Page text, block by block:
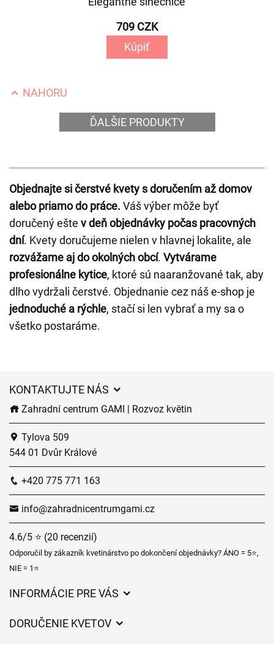
709 CZK
Kúpiť
NAHORU
ĎALŠIE PRODUKTY
Objednajte si čerstvé kvety s doručením až domov
alebo priamo do práce. Váš výber môže byť
doručený ešte v deň objednávky počas pracovných
dní. Kvety doručujeme nielen v hlavnej lokalite, ale
rozvážame aj do okolných obcí. Vytvárame
profesionálne kytice, ktoré sú naaranžované tak, aby
dlho vydržali čerstvé. Objednanie cez náš e-shop je
jednoduché a rýchle, stačí si len vybrať a my sa o
všetko postaráme.
KONTAKTUJTE NÁS
Zahradní centrum GAMI | Rozvoz květin
Tylova 509
544 01 Dvůr Králové
+420 775 771 163
info@zahradnicentrumgami.cz
4.6/5 ⭐ (20 recenzií)
Odporučil by zákazník kvetinárstvo po dokončení objednávky? ÁNO = 5⭐,
NIE = 1⭐
INFORMÁCIE PRE VÁS
DORUČENIE KVETOV